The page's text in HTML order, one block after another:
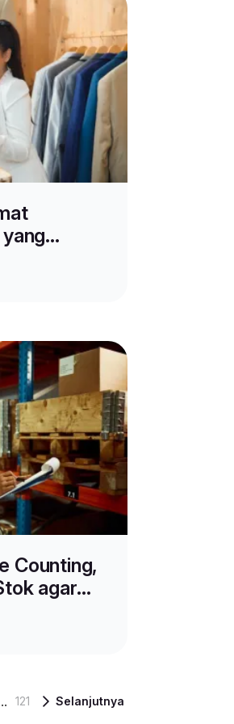
Counting,
agar
121 Selanjutnya